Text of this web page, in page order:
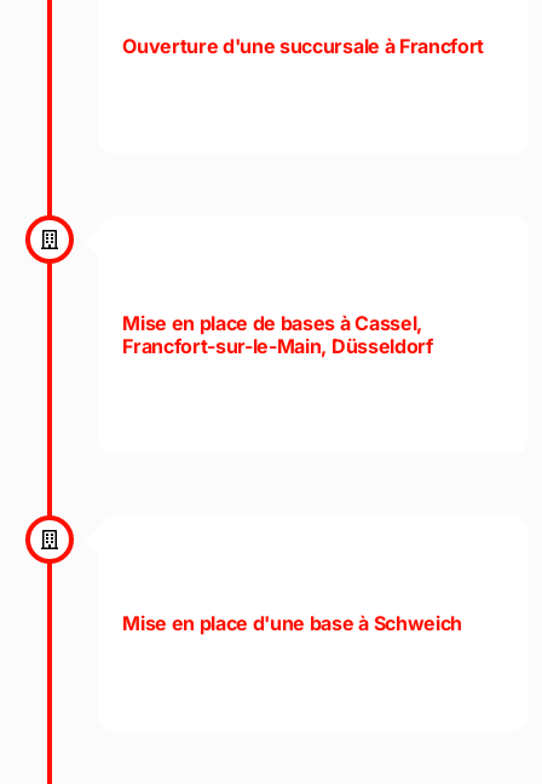
Ouverture d'une succursale à Francfort
Mise en place de bases à Cassel,
Francfort-sur-le-Main, Düsseldorf
Mise en place d'une base à Schweich